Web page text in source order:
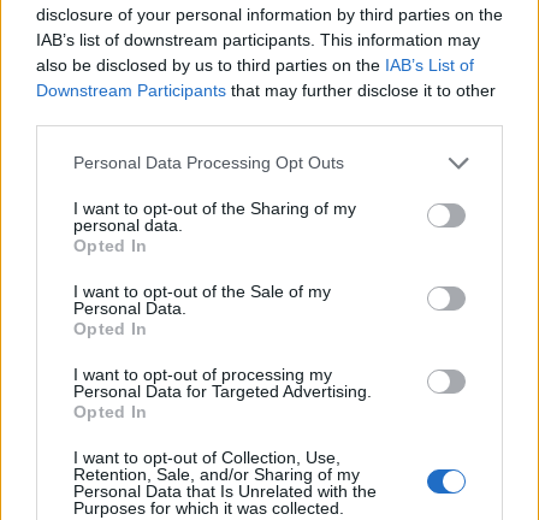
disclosure of your personal information by third parties on the
IAB’s list of downstream participants. This information may
also be disclosed by us to third parties on the IAB’s List of
Downstream Participants that may further disclose it to other
Please note that this website/app uses one or more Google
not limited to your visit or usage behaviour. You may click to
grant or deny consent to Google and its third-party tags to
use your data for below specified purposes in below Google
consent section.
Personal Data Processing Opt Outs
I want to opt-out of the Sharing of my
personal data.
Opted In
I want to opt-out of the Sale of my
Personal Data.
Opted In
I want to opt-out of processing my
Personal Data for Targeted Advertising.
Opted In
I want to opt-out of Collection, Use,
Retention, Sale, and/or Sharing of my
Personal Data that Is Unrelated with the
Purposes for which it was collected.